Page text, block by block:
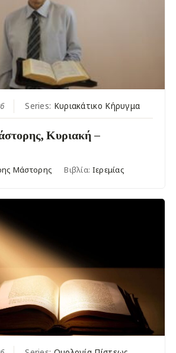
Series: Κυριακάτικο Κήρυγμα
Κυριακή –
Μάστορης Βιβλία: Ιερεμίας